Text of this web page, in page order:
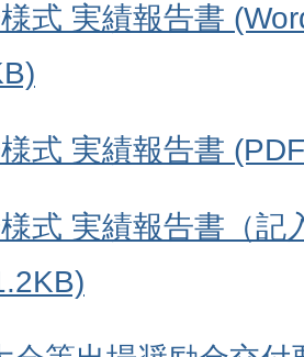
式 実績報告書
式 実績報告書
式 実績報告書（記